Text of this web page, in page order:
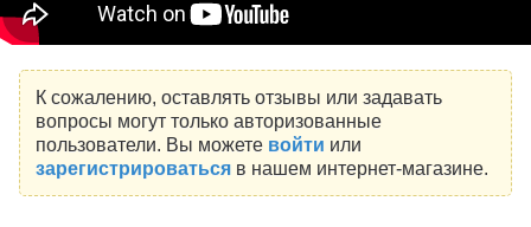
К сожалению, оставлять отзывы или задавать
вопросы могут только авторизованные
пользователи. Вы можете войти или
зарегистрироватьсяв нашем интернет-магазине.